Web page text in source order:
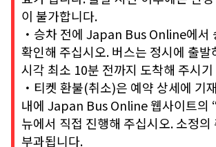
이 불가합니다.
・승차 전에 Japan Bus Online에서
확인해 주십시오. 버스는 정시에 출발
시각 최소 10분 전까지 도착해 주시
・티켓 환불(취소)은 예약 상세에 기
내에 Japan Bus Online 웹사이트의
뉴에서 직접 진행해 주십시오. 소정
부과됩니다.